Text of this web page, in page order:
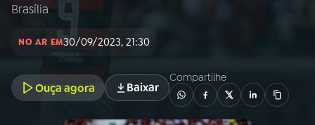
INÍCIO
Brasília
NO AR EM30/09/2023, 21:30
Ouça agora Baixar
Compartilhe